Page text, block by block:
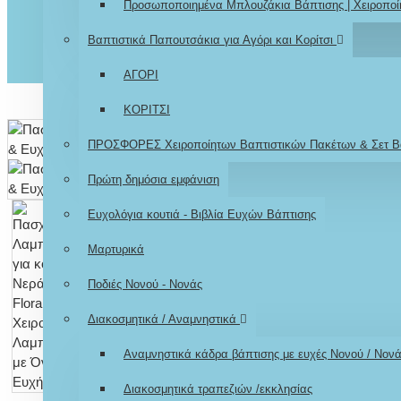
Προσωποποιημένα Μπλουζάκια Βάπτισης |
Βαπτιστικά Παπουτσάκια για Αγόρι και Κορίτσι
ΑΓΟΡΙ
ΚΟΡΙΤΣΙ
ΠΡΟΣΦΟΡΕΣ Χειροποίητων Βαπτιστικών Πακέτων & Σετ
Πρώτη δημόσια εμφάνιση
Ευχολόγια κουτιά - Βιβλία Ευχών Βάπτισης
Μαρτυρικά
Ποδιές Νονού - Νονάς
Διακοσμητικά / Αναμνηστικά
Αναμνηστικά κάδρα βάπτισης με ευχές Νονού /
Διακοσμητικά τραπεζιών /εκκλησίας